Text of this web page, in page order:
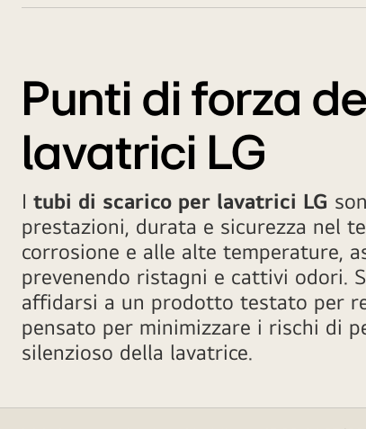
Punti di forza
lavatrici LG
I tubi di scarico per lavatrici LG
prestazioni, durata e sicurezza nel
corrosione e alle alte temperature,
prevenendo ristagni e cattivi odori.
affidarsi a un prodotto testato per
pensato per minimizzare i rischi di
silenzioso della lavatrice.